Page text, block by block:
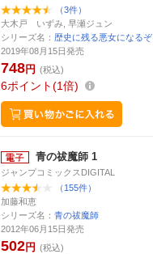
（3件）
大木戸 いずみ, 早瀬ジュン
シリーズ名： 歴史に残る悪女になるぞ
2019年08月15日発売
748円 (税込)
6ポイント 1倍
青の祓魔師 1
ジャンプコミックスDIGITAL
（155件）
加藤和恵
シリーズ名： 青の祓魔師
2012年06月15日発売
502円 (税込)